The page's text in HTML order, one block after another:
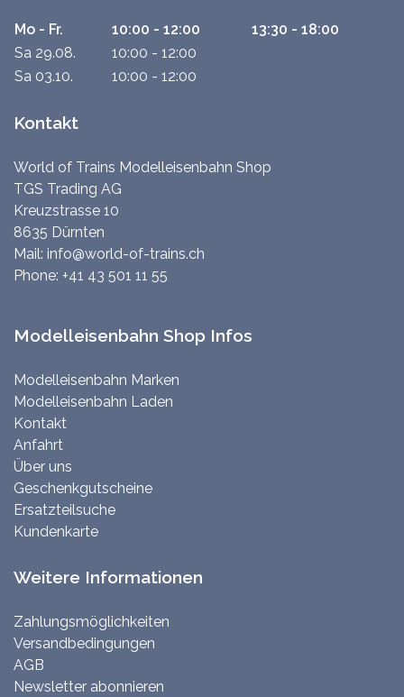
Mo - Fr. 10:00 - 12:00
13:30 - 18:00
Sa 29.08.
10:00 - 12:00
Sa 03.10.
10:00 - 12:00
Kontakt
World of Trains Modelleisenbahn Shop
TGS Trading AG
Kreuzstrasse 10
8635 Dürnten
Mail: info@world-of-trains.ch
Phone: +41 43 501 11 55
Modelleisenbahn Shop Infos
Modelleisenbahn Marken
Modelleisenbahn Laden
Kontakt
Anfahrt
Über uns
Geschenkgutscheine
Ersatzteilsuche
Kundenkarte
Weitere Informationen
Zahlungsmöglichkeiten
Versandbedingungen
AGB
Newsletter abonnieren